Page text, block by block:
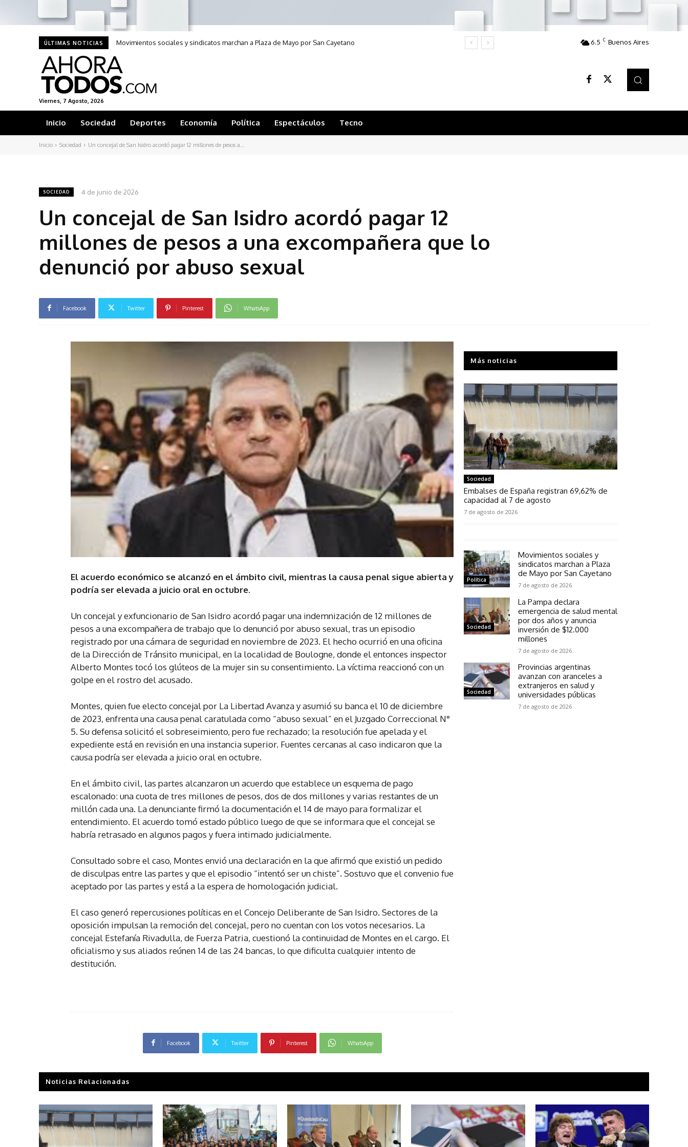
ÚLTIMAS NOTICIAS Movimientos sociales y sindicatos marchan a Plaza de Mayo por San Cayetano 6.5 C Buenos Aires
Viernes, 7 Agosto, 2026
Inicio Sociedad Deportes Economía Política Espectáculos Tecno
Inicio Sociedad Un concejal de San Isidro acordó pagar 12 millones de pesos a...
SOCIEDAD 4 de junio de 2026
Un concejal de San Isidro acordó pagar 12
millones de pesos a una excompañera que lo
denunció por abuso sexual
Facebook Twitter Pinterest WhatsApp
El acuerdo económico se alcanzó en el ámbito civil, mientras la causa penal sigue abierta y
podría ser elevada a juicio oral en octubre.
Un concejal y exfuncionario de San Isidro acordó pagar una indemnización de 12 millones de
pesos a una excompañera de trabajo que lo denunció por abuso sexual, tras un episodio
registrado por una cámara de seguridad en noviembre de 2023. El hecho ocurrió en una oficina
de la Dirección de Tránsito municipal, en la localidad de Boulogne, donde el entonces inspector
Alberto Montes tocó los glúteos de la mujer sin su consentimiento. La víctima reaccionó con un
golpe en el rostro del acusado.
Montes, quien fue electo concejal por La Libertad Avanza y asumió su banca el 10 de diciembre
de 2023, enfrenta una causa penal caratulada como “abuso sexual” en el Juzgado Correccional N°
5. Su defensa solicitó el sobreseimiento, pero fue rechazado; la resolución fue apelada y el
expediente está en revisión en una instancia superior. Fuentes cercanas al caso indicaron que la
causa podría ser elevada a juicio oral en octubre.
En el ámbito civil, las partes alcanzaron un acuerdo que establece un esquema de pago
escalonado: una cuota de tres millones de pesos, dos de dos millones y varias restantes de un
millón cada una. La denunciante firmó la documentación el 14 de mayo para formalizar el
entendimiento. El acuerdo tomó estado público luego de que se informara que el concejal se
habría retrasado en algunos pagos y fuera intimado judicialmente.
Consultado sobre el caso, Montes envió una declaración en la que afirmó que existió un pedido
de disculpas entre las partes y que el episodio “intentó ser un chiste”. Sostuvo que el convenio fue
aceptado por las partes y está a la espera de homologación judicial.
El caso generó repercusiones políticas en el Concejo Deliberante de San Isidro. Sectores de la
oposición impulsan la remoción del concejal, pero no cuentan con los votos necesarios. La
concejal Estefanía Rivadulla, de Fuerza Patria, cuestionó la continuidad de Montes en el cargo. El
oficialismo y sus aliados reúnen 14 de las 24 bancas, lo que dificulta cualquier intento de
destitución.
Facebook Twitter Pinterest WhatsApp
Más noticias
Sociedad
Embalses de España registran 69,62% de
capacidad al 7 de agosto
7 de agosto de 2026
Política
Movimientos sociales y
sindicatos marchan a Plaza
de Mayo por San Cayetano
7 de agosto de 2026
Sociedad
La Pampa declara
emergencia de salud mental
por dos años y anuncia
inversión de $12.000
millones
7 de agosto de 2026
Sociedad
Provincias argentinas
avanzan con aranceles a
extranjeros en salud y
universidades públicas
7 de agosto de 2026
Noticias Relacionadas